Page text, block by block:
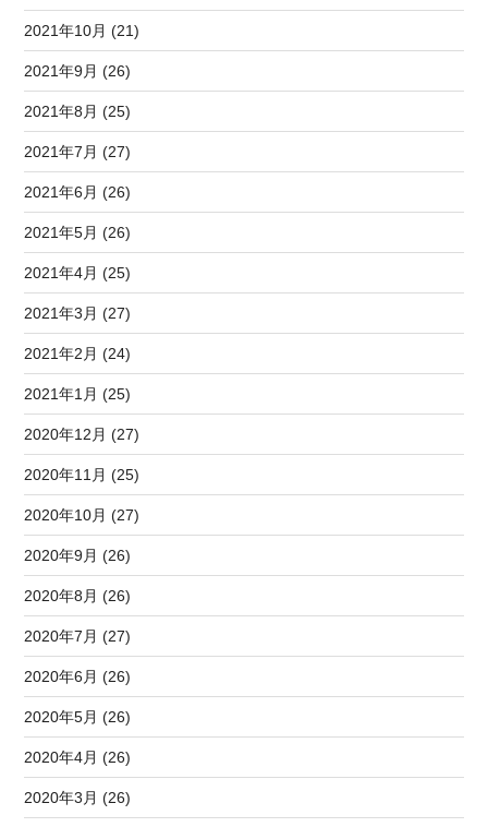
2021年10月 (21)
2021年9月 (26)
2021年8月 (25)
2021年7月 (27)
2021年6月 (26)
2021年5月 (26)
2021年4月 (25)
2021年3月 (27)
2021年2月 (24)
2021年1月 (25)
2020年12月 (27)
2020年11月 (25)
2020年10月 (27)
2020年9月 (26)
2020年8月 (26)
2020年7月 (27)
2020年6月 (26)
2020年5月 (26)
2020年4月 (26)
2020年3月 (26)